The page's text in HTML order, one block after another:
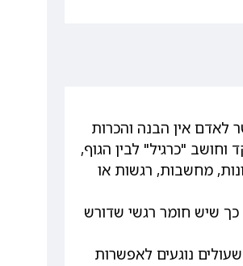
לאדם אין הבנה והכרות
"כרגיל" לבין הגוף,
מחשבות, רגשות או
שיש חומר רגשי שדורש
נוגעים לאפשרות